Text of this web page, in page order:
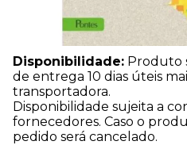
Disponibilidade: Produto
de entrega 10 dias úteis
transportadora.
Disponibilidade sujeita a
fornecedores. Caso o
pedido será cancelado.